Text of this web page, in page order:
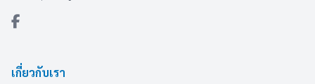
เกี่ยวกับเรา